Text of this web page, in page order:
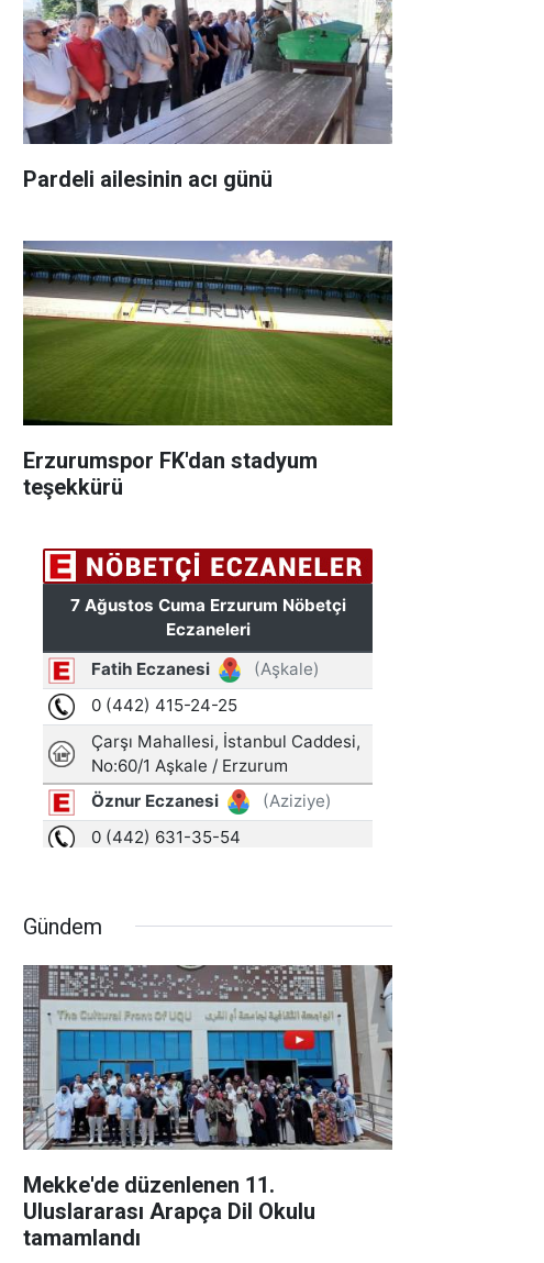
Pardeli ailesinin acı günü
Erzurumspor FK'dan stadyum
teşekkürü
Gündem
Mekke'de düzenlenen 11.
Uluslararası Arapça Dil Okulu
tamamlandı